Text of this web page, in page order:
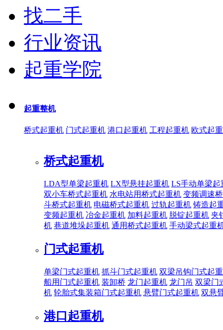
找二手
行业资讯
起重学院
起重整机
桥式起重机 门式起重机 港口起重机 工程起重机 欧式起
桥式起重机
LDA型单梁起重机 LX型悬挂起重机 LS手动单梁起
双小车桥式起重机 水电站用桥式起重机 变频调速
斗桥式起重机 电磁桥式起重机 过轨起重机 铸造起
变频起重机 冶金起重机 加料起重机 脱锭起重机 夹
机 巷道堆垛起重机 通用桥式起重机 手动梁式起重
门式起重机
单梁门式起重机 抓斗门式起重机 双梁吊钩门式起
船用门式起重机 装卸桥 龙门起重机 龙门吊 双梁门
机 轮胎式集装箱门式起重机 悬臂门式起重机 双悬
港口起重机